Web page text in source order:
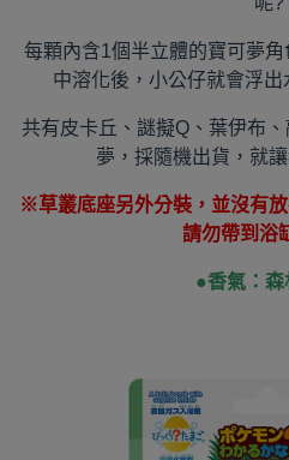
每顆內含1個半立體的寶可夢
中溶化後，小公仔就會浮
共有皮卡丘、 謎擬Q、葉伊布
夢，採隨機出貨，就
※草叢底座另外分裝，並沒有
請勿帶到浴
●香氣：森